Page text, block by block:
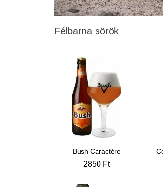
Félbarna sörök
Bush Caractére
2850 Ft